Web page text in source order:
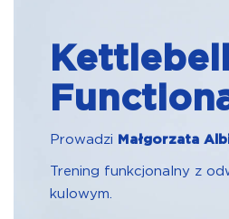
Kettlebell
Prowadzi Małgorzata
Trening funkcjonalny z
kulowym.